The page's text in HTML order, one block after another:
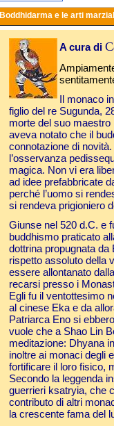
Boddhidarma e le arti
A cura di C
Il monaco
figlio del re Sugunda,
morte del suo maestro
aveva notato che il
connotazione di
l’osservanza
magica. Non vi era
ad idee prefabbricate
perché l’uomo si
si rendeva prigioniero
Giunse nel 520 d.C. e
buddhismo praticato
dottrina propugnata da
rispetto assoluto della
essere allontanato
recarsi presso i
Egli fu il ventottesimo
al cinese Eka e da
Patriarca Eno si
vuole che a Shao Lin
meditazione: Dhyana
inoltre ai monaci degli
fortificare il loro fisico,
Secondo la leggenda
guerrieri ksatryia, che
contributo di altri
la crescente fama del